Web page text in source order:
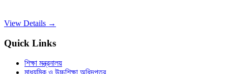
View Details →
Quick Links
শিক্ষা মন্ত্রনালয়
মাধ্যমিক ও উচ্চশিক্ষা অধিদপ্তর